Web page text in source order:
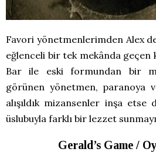
Favori yönetmenlerimden Alex
eğlenceli bir tek mekânda
Bar ile eski formundan bir
görünen yönetmen, paranoya
alışıldık mizansenler inşa etse
üslubuyla farklı bir lezzet
Gerald’s Game /